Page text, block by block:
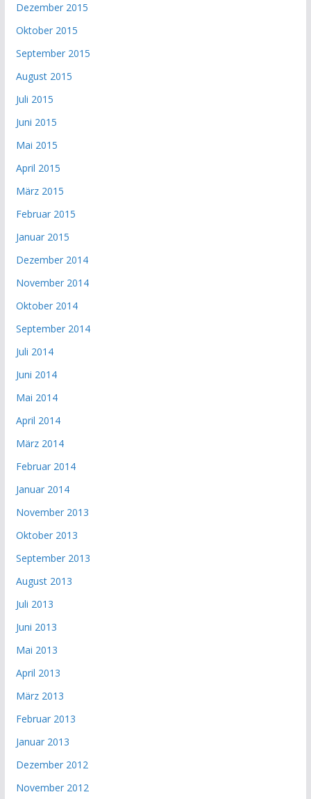
Dezember 2015
Oktober 2015
September 2015
August 2015
Juli 2015
Juni 2015
Mai 2015
April 2015
März 2015
Februar 2015
Januar 2015
Dezember 2014
November 2014
Oktober 2014
September 2014
Juli 2014
Juni 2014
Mai 2014
April 2014
März 2014
Februar 2014
Januar 2014
November 2013
Oktober 2013
September 2013
August 2013
Juli 2013
Juni 2013
Mai 2013
April 2013
März 2013
Februar 2013
Januar 2013
Dezember 2012
November 2012